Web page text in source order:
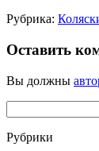
Рубрика:
Оставить
Вы должны
Рубрики